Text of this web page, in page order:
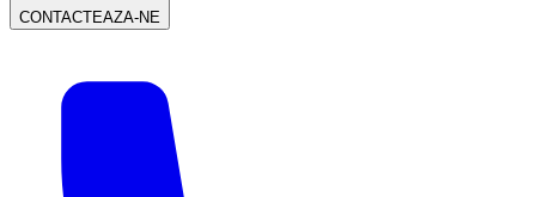
CONTACTEAZA-NE